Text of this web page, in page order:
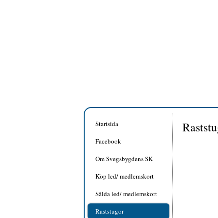
Startsida
Facebook
Om Svegsbygdens SK
Köp led/ medlemskort
Sålda led/ medlemskort
Raststugor